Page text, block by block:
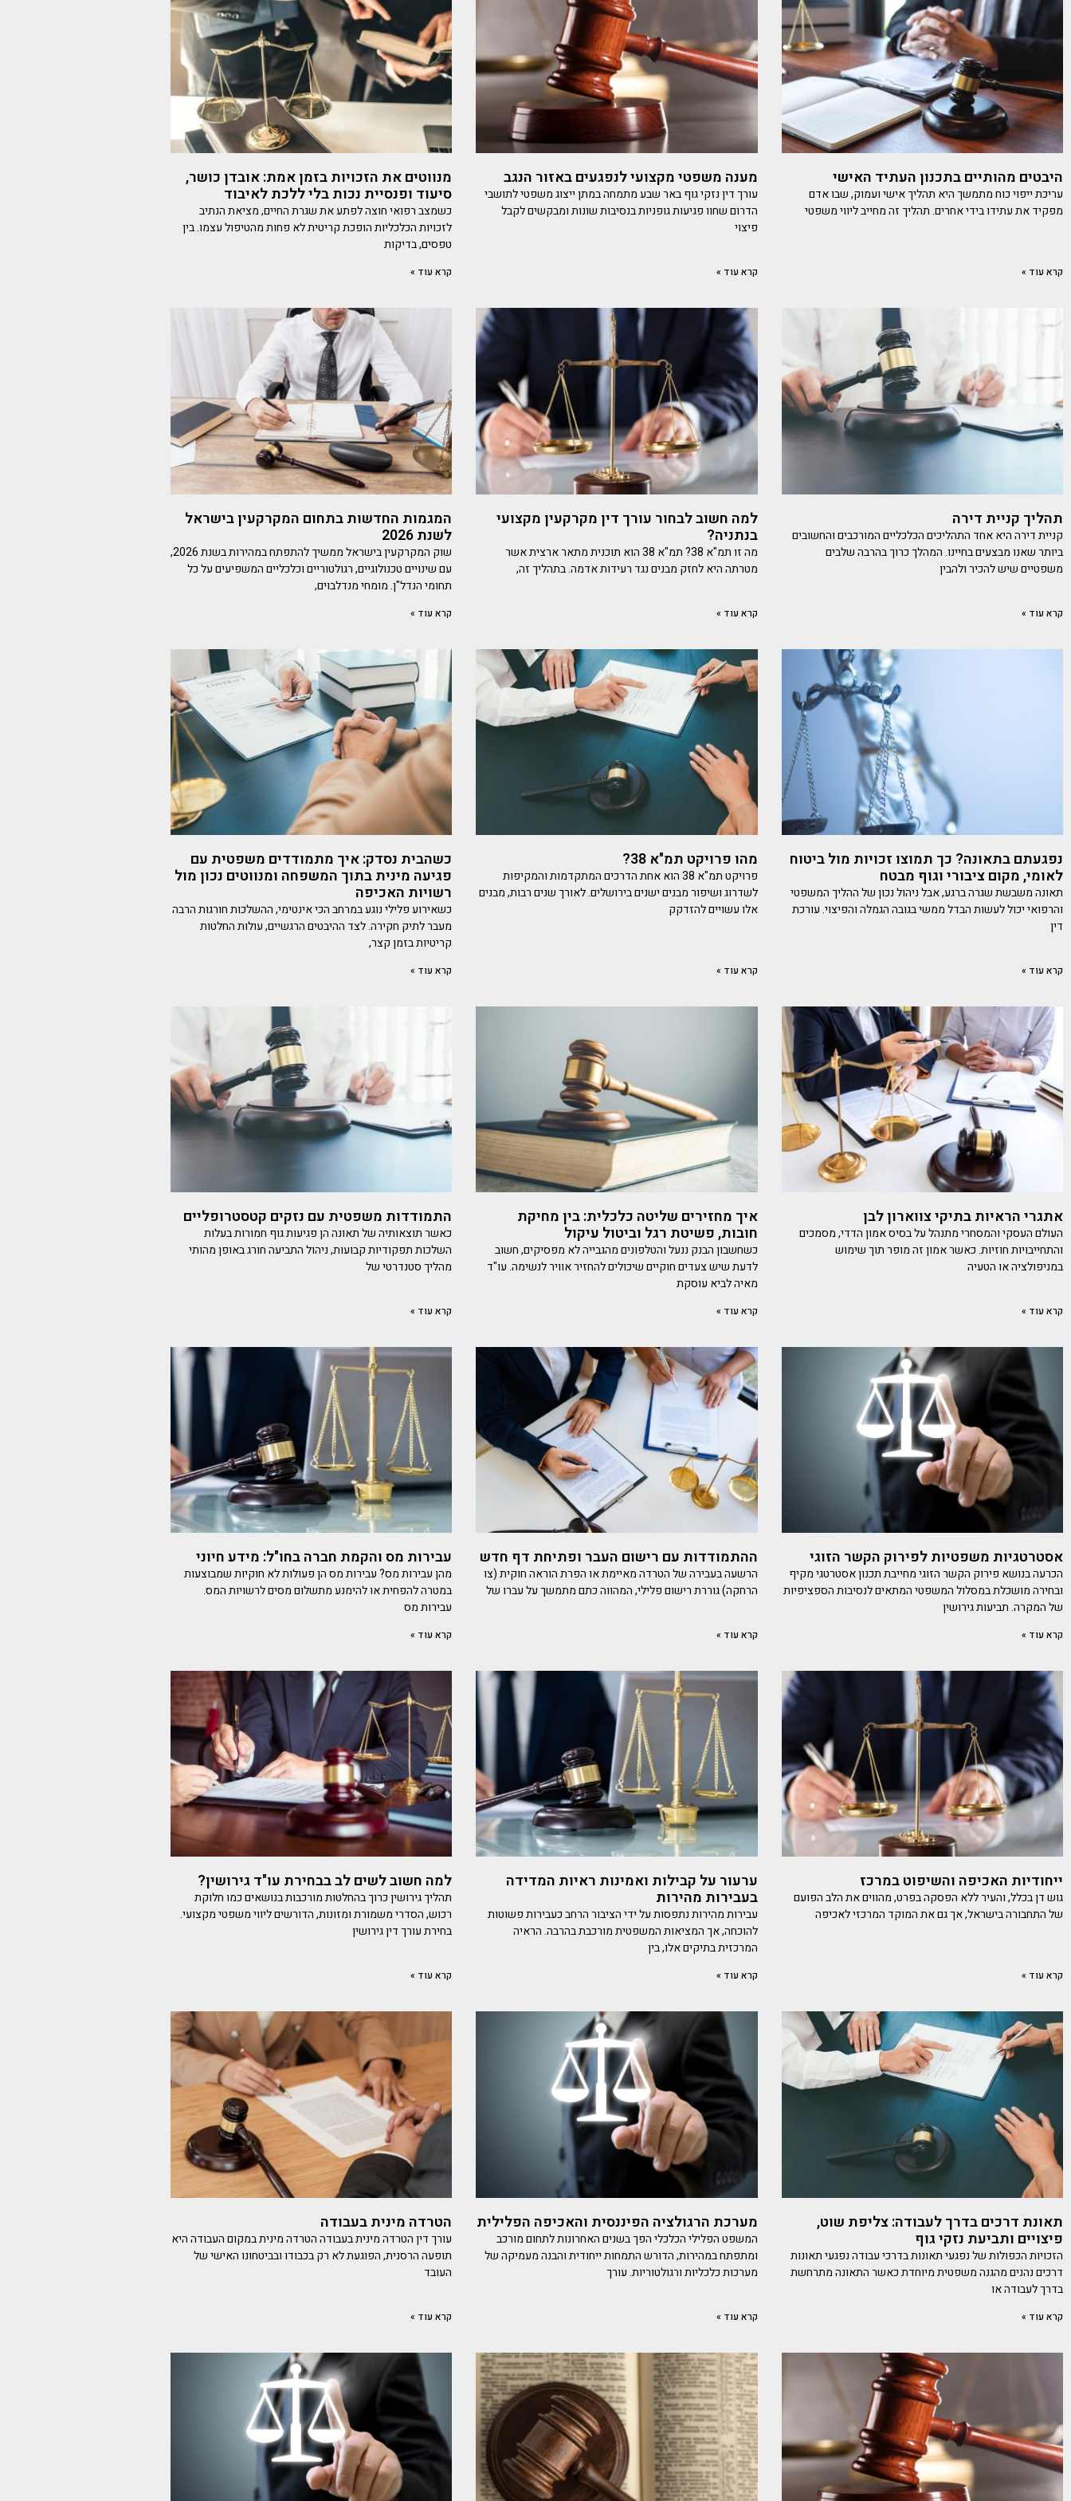
היבטים מהותיים בתכנון העתיד האישי
עריכת ייפוי כוח מתמשך היא תהליך אישי ועמוק, שבו אדם
מפקיד את עתידו בידי אחרים. תהליך זה מחייב ליווי משפטי
קרא עוד »
מענה משפטי מקצועי לנפגעים באזור הנגב
עורך דין נזקי גוף באר שבע מתמחה במתן ייצוג משפטי לתושבי
הדרום שחוו פגיעות גופניות בנסיבות שונות ומבקשים לקבל
פיצוי
קרא עוד »
מנווטים את הזכויות בזמן אמת: אובדן כושר,
סיעוד ופנסיית נכות בלי ללכת לאיבוד
כשמצב רפואי חוצה לפתע את שגרת החיים, מציאת הנתיב
לזכויות הכלכליות הופכת קריטית לא פחות מהטיפול עצמו. בין
טפסים, בדיקות
קרא עוד »
תהליך קניית דירה
קניית דירה היא אחד התהליכים הכלכליים המורכבים והחשובים
ביותר שאנו מבצעים בחיינו. המהלך כרוך בהרבה שלבים
משפטיים שיש להכיר ולהבין
קרא עוד »
למה חשוב לבחור עורך דין מקרקעין מקצועי
בנתניה?
מה זו תמ"א 38? תמ"א 38 הוא תוכנית מתאר ארצית אשר
מטרתה היא לחזק מבנים נגד רעידות אדמה. בתהליך זה,
קרא עוד »
המגמות החדשות בתחום המקרקעין בישראל
לשנת 2026
שוק המקרקעין בישראל ממשיך להתפתח במהירות בשנת 2026,
עם שינויים טכנולוגיים, רגולטוריים וכלכליים המשפיעים על כל
תחומי הנדל"ן. מומחי מנדלבוים,
קרא עוד »
נפגעתם בתאונה? כך תמוצו זכויות מול ביטוח
לאומי, מקום ציבורי וגוף מבטח
תאונה משבשת שגרה ברגע, אבל ניהול נכון של ההליך המשפטי
והרפואי יכול לעשות הבדל ממשי בגובה הגמלה והפיצוי. עורכת
דין
קרא עוד »
מהו פרויקט תמ"א 38?
פרויקט תמ"א 38 הוא אחת הדרכים המתקדמות והמקיפות
לשדרוג ושיפור מבנים ישנים בירושלים. לאורך שנים רבות, מבנים
אלו עשויים להזדקק
קרא עוד »
כשהבית נסדק: איך מתמודדים משפטית עם
פגיעה מינית בתוך המשפחה ומנווטים נכון מול
רשויות האכיפה
כשאירוע פלילי נוגע במרחב הכי אינטימי, ההשלכות חורגות הרבה
מעבר לתיק חקירה. לצד ההיבטים הרגשיים, עולות החלטות
קריטיות בזמן קצר,
קרא עוד »
אתגרי הראיות בתיקי צווארון לבן
העולם העסקי והמסחרי מתנהל על בסיס אמון הדדי, מסמכים
והתחייבויות חוזיות. כאשר אמון זה מופר תוך שימוש
במניפולציה או הטעיה
קרא עוד »
איך מחזירים שליטה כלכלית: בין מחיקת
חובות, פשיטת רגל וביטול עיקול
כשחשבון הבנק ננעל והטלפונים מהגבייה לא מפסיקים, חשוב
לדעת שיש צעדים חוקיים שיכולים להחזיר אוויר לנשימה. עו"ד
מאיה לביא עוסקת
קרא עוד »
התמודדות משפטית עם נזקים קטסטרופליים
כאשר תוצאותיה של תאונה הן פגיעות גוף חמורות בעלות
השלכות תפקודיות קבועות, ניהול התביעה חורג באופן מהותי
מהליך סטנדרטי של
קרא עוד »
אסטרטגיות משפטיות לפירוק הקשר הזוגי
הכרעה בנושא פירוק הקשר הזוגי מחייבת תכנון אסטרטגי מקיף
ובחירה מושכלת במסלול המשפטי המתאים לנסיבות הספציפיות
של המקרה. תביעות גירושין
קרא עוד »
ההתמודדות עם רישום העבר ופתיחת דף חדש
הרשעה בעבירה של הטרדה מאיימת או הפרת הוראה חוקית (צו
הרחקה) גוררת רישום פלילי, המהווה כתם מתמשך על עברו של
קרא עוד »
עבירות מס והקמת חברה בחו"ל: מידע חיוני
מהן עבירות מס? עבירות מס הן פעולות לא חוקיות שמבוצעות
במטרה להפחית או להימנע מתשלום מסים לרשויות המס.
עבירות מס
קרא עוד »
ייחודיות האכיפה והשיפוט במרכז
גוש דן בכלל, והעיר ללא הפסקה בפרט, מהווים את הלב הפועם
של התחבורה בישראל, אך גם את המוקד המרכזי לאכיפה
קרא עוד »
ערעור על קבילות ואמינות ראיות המדידה
בעבירות מהירות
עבירות מהירות נתפסות על ידי הציבור הרחב כעבירות פשוטות
להוכחה, אך המציאות המשפטית מורכבת בהרבה. הראיה
המרכזית בתיקים אלו, בין
קרא עוד »
למה חשוב לשים לב בבחירת עו"ד גירושין?
תהליך גירושין כרוך בהחלטות מורכבות בנושאים כמו חלוקת
רכוש, הסדרי משמורת ומזונות, הדורשים ליווי משפטי מקצועי.
בחירת עורך דין גירושין
קרא עוד »
תאונת דרכים בדרך לעבודה: צליפת שוט,
פיצויים ותביעת נזקי גוף
הזכויות הכפולות של נפגעי תאונות בדרכי עבודה נפגעי תאונות
דרכים נהנים מהגנה משפטית מיוחדת כאשר התאונה מתרחשת
בדרך לעבודה או
קרא עוד »
מערכת הרגולציה הפיננסית והאכיפה הפלילית
המשפט הפלילי הכלכלי הפך בשנים האחרונות לתחום מורכב
ומתפתח במהירות, הדורש התמחות ייחודית והבנה מעמיקה של
מערכות כלכליות ורגולטוריות. עורך
קרא עוד »
הטרדה מינית בעבודה
עורך דין הטרדה מינית בעבודה הטרדה מינית במקום העבודה היא
תופעה הרסנית, הפוגעת לא רק בכבודו ובביטחונו האישי של
העובד
קרא עוד »